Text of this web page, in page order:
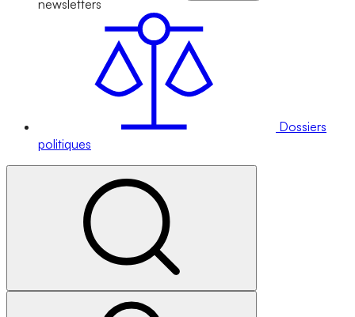
newsletters
Dossiers
politiques